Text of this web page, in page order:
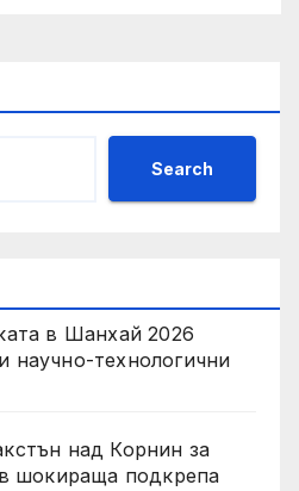
Search
в Шанхай 2026
научно-технологични
над Корнин за
шокираща подкрепа